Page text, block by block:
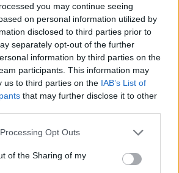
you may continue seeing
on personal information utilized by
disclosed to third parties prior to
separately opt-out of the further
information by third parties on the
participants. This information may
us to third parties on the IAB’s List of
that may further disclose it to other
website/app uses one or more Google
or usage behaviour. You may click to
to Google and its third-party tags to
Opt Outs
of the Sharing of my
en multisportkonkurranse som
år. Lekene består av idretter
er inkludert i de olympiske
World Games
og driver
støtte fra Den internasjonale
Langrenn.com med